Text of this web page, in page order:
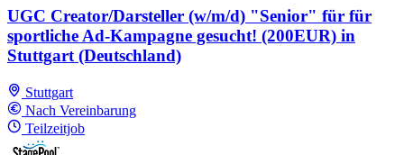
UGC Creator/Darsteller (w/m/d) "Senior" für für
sportliche Ad-Kampagne gesucht! (200EUR) in
Stuttgart (Deutschland)
Stuttgart
Nach Vereinbarung
Teilzeitjob